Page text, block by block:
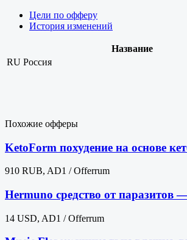
Цели по офферу
История изменений
Название
RU Россия
Похожие офферы
KetoForm похудение на основе
910 RUB, AD1 / Offerrum
Hermuno средство от
14 USD, AD1 / Offerrum